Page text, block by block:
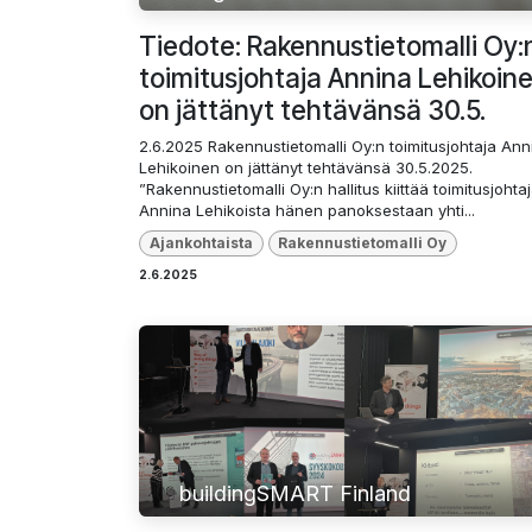
Tiedote: Rakennustietomalli
toimitusjohtaja Annina
on jättänyt tehtävänsä 30.5.
2.6.2025 Rakennustietomalli Oy:n toimitusjohtaja
Lehikoinen on jättänyt tehtävänsä 30.5.2025.
”Rakennustietomalli Oy:n hallitus kiittää
Annina Lehikoista hänen panoksestaan yhti...
Ajankohtaista Rakennustietomalli Oy
2.6.2025
buildingSMART Finland